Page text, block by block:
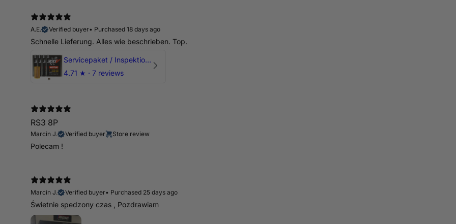
A.E.
Verified buyer• Purchased 18 days ago
Schnelle Lieferung. Alles wie beschrieben. Top.
Servicepaket / Inspektionspaket 1 mit Motul 300V 5W40 - 5W50 für alle 2.5 TFSI Modelle
4.71 ★ · 7 reviews
RS3 8P
Marcin J. Verified buyer Store review
Polecam !
Marcin J.
Verified buyer• Purchased 25 days ago
Świetnie spedzony czas , Pozdrawiam